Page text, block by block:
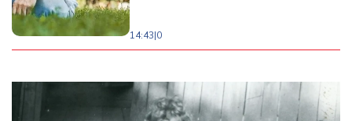
14:43|0